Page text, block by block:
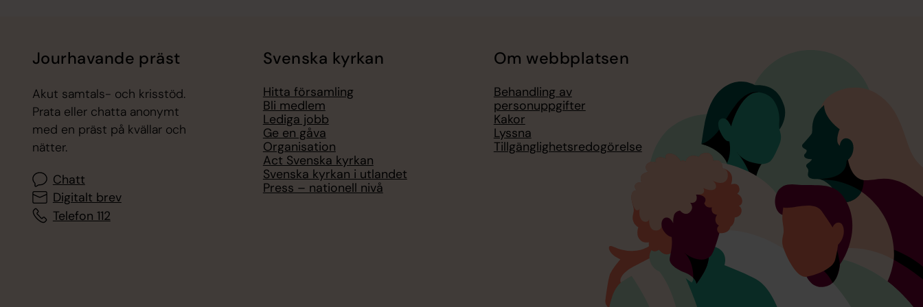
Jourhavande präst
Akut samtals- och krisstöd.
Prata eller chatta anonymt
med en präst på kvällar och
nätter.
Chatt
Digitalt brev
Telefon 112
Svenska kyrkan
Hitta församling
Bli medlem
Lediga jobb
Ge en gåva
Organisation
Act Svenska kyrkan
Svenska kyrkan i utlandet
Press – nationell nivå
Om webbplatsen
Behandling av
personuppgifter
Kakor
Lyssna
Tillgänglighetsredogörelse